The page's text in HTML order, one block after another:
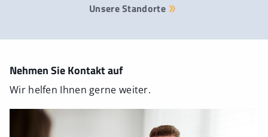
Unsere Standorte
Nehmen Sie Kontakt auf
Wir helfen Ihnen gerne weiter.